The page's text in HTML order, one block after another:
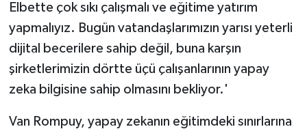
Elbette çok sıkı çalışmalı ve eğitime yatırım
yapmalıyız. Bugün vatandaşlarımızın yarısı yeterli
dijital becerilere sahip değil, buna karşın
şirketlerimizin dörtte üçü çalışanlarının yapay
zeka bilgisine sahip olmasını bekliyor.'
Van Rompuy, yapay zekanın eğitimdeki sınırlarına